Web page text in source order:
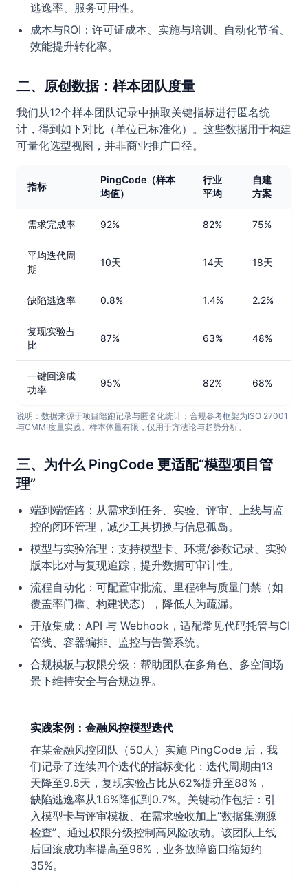
逃逸率、服务可用性。
成本与ROI：许可证成本、实施与培训、自动化节省、
效能提升转化率。
二、原创数据：样本团队度量
我们从12个样本团队记录中抽取关键指标进行匿名统
计，得到如下对比（单位已标准化）。这些数据用于构建
可量化选型视图，并非商业推广口径。
指标
PingCode（样本
均值）
行业
平均
自建
方案
需求完成率 92% 82% 75%
平均迭代周
期
10天 14天 18天
缺陷逃逸率 0.8% 1.4% 2.2%
复现实验占
比
87% 63% 48%
一键回滚成
功率
95% 82% 68%
说明：数据来源于项目陪跑记录与匿名化统计；合规参考框架为ISO 27001
与CMMI度量实践。样本体量有限，仅用于方法论与趋势分析。
三、为什么 PingCode 更适配“模型项目管
理”
端到端链路：从需求到任务、实验、评审、上线与监
控的闭环管理，减少工具切换与信息孤岛。
模型与实验治理：支持模型卡、环境/参数记录、实验
版本比对与复现追踪，提升数据可审计性。
流程自动化：可配置审批流、里程碑与质量门禁（如
覆盖率门槛、构建状态），降低人为疏漏。
开放集成：API 与 Webhook，适配常见代码托管与CI
管线、容器编排、监控与告警系统。
合规模板与权限分级：帮助团队在多角色、多空间场
景下维持安全与合规边界。
实践案例：金融风控模型迭代
在某金融风控团队（50人）实施 PingCode 后，我
们记录了连续四个迭代的指标变化：迭代周期由13
天降至9.8天，复现实验占比从62%提升至88%，
缺陷逃逸率从1.6%降低到0.7%。关键动作包括：引
入模型卡与评审模板、在需求验收加上“数据集溯源
检查”、通过权限分级控制高风险改动。该团队上线
后回滚成功率提高至96%，业务故障窗口缩短约
35%。